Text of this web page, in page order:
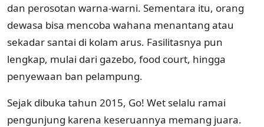
dan perosotan warna-warni. Sementara itu, orang
dewasa bisa mencoba wahana menantang atau
sekadar santai di kolam arus. Fasilitasnya pun
lengkap, mulai dari gazebo, food court, hingga
penyewaan ban pelampung.
Sejak dibuka tahun 2015, Go! Wet selalu ramai
pengunjung karena keseruannya memang juara.